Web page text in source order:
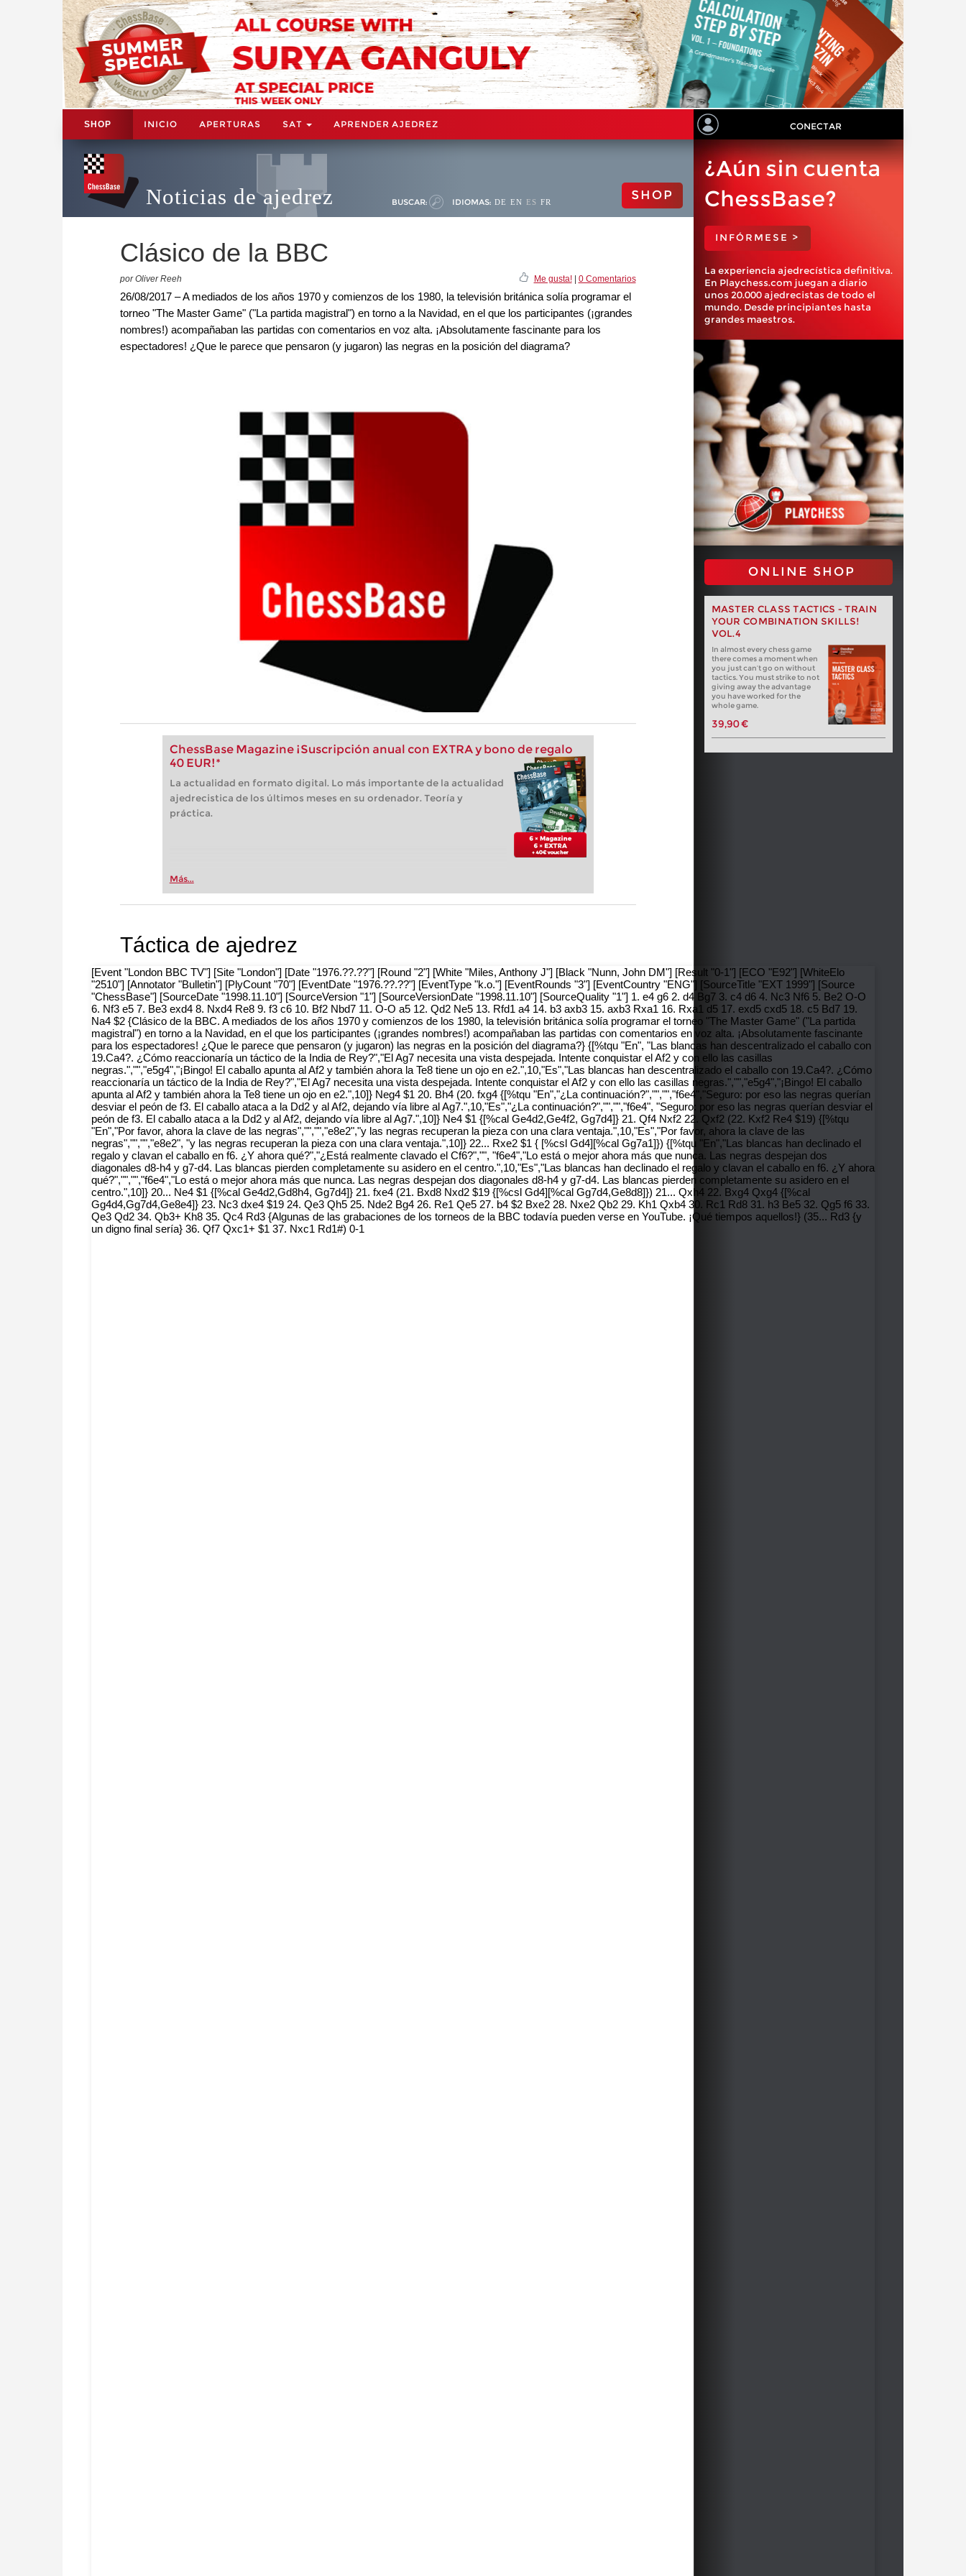
SHOP INICIO APERTURAS SAT APRENDER AJEDREZ CONECTAR
Noticias de ajedrez BUSCAR: IDIOMAS: DE EN ES FR SHOP
Clásico de la BBC
por Oliver Reeh Me gusta!| 0 Comentarios
26/08/2017 – A mediados de los años 1970 y comienzos de los 1980, la televisión británica solía programar el
torneo "The Master Game" ("La partida magistral") en torno a la Navidad, en el que los participantes (¡grandes
nombres!) acompañaban las partidas con comentarios en voz alta. ¡Absolutamente fascinante para los
espectadores! ¿Que le parece que pensaron (y jugaron) las negras en la posición del diagrama?
ChessBase Magazine ¡Suscripción anual con EXTRA y bono de regalo
40 EUR!*
La actualidad en formato digital. Lo más importante de la actualidad
ajedrecistica de los últimos meses en su ordenador. Teoría y
práctica.
Más...
¿Aún sin cuenta
ChessBase?
INFÓRMESE >
La experiencia ajedrecística definitiva.
En Playchess.com juegan a diario
unos 20.000 ajedrecistas de todo el
mundo. Desde principiantes hasta
grandes maestros.
ONLINE SHOP
MASTER CLASS TACTICS - TRAIN
YOUR COMBINATION SKILLS!
VOL.4
In almost every chess game
there comes a moment when
you just can’t go on without
tactics. You must strike to not
giving away the advantage
you have worked for the
whole game.
39,90 €
Táctica de ajedrez
[Event "London BBC TV"] [Site "London"] [Date "1976.??.??"] [Round "2"] [White "Miles, Anthony J"] [Black "Nunn, John DM"] [Result "0-1"] [ECO "E92"] [WhiteElo
"2510"] [Annotator "Bulletin"] [PlyCount "70"] [EventDate "1976.??.??"] [EventType "k.o."] [EventRounds "3"] [EventCountry "ENG"] [SourceTitle "EXT 1999"] [Source
"ChessBase"] [SourceDate "1998.11.10"] [SourceVersion "1"] [SourceVersionDate "1998.11.10"] [SourceQuality "1"] 1. e4 g6 2. d4 Bg7 3. c4 d6 4. Nc3 Nf6 5. Be2 O-O
6. Nf3 e5 7. Be3 exd4 8. Nxd4 Re8 9. f3 c6 10. Bf2 Nbd7 11. O-O a5 12. Qd2 Ne5 13. Rfd1 a4 14. b3 axb3 15. axb3 Rxa1 16. Rxa1 d5 17. exd5 cxd5 18. c5 Bd7 19.
Na4 $2 {Clásico de la BBC. A mediados de los años 1970 y comienzos de los 1980, la televisión británica solía programar el torneo "The Master Game" ("La partida
magistral") en torno a la Navidad, en el que los participantes (¡grandes nombres!) acompañaban las partidas con comentarios en voz alta. ¡Absolutamente fascinante
para los espectadores! ¿Que le parece que pensaron (y jugaron) las negras en la posición del diagrama?} {[%tqu "En", "Las blancas han descentralizado el caballo con
19.Ca4?. ¿Cómo reaccionaría un táctico de la India de Rey?","El Ag7 necesita una vista despejada. Intente conquistar el Af2 y con ello las casillas
negras.","","e5g4","¡Bingo! El caballo apunta al Af2 y también ahora la Te8 tiene un ojo en e2.",10,"Es","Las blancas han descentralizado el caballo con 19.Ca4?. ¿Cómo
reaccionaría un táctico de la India de Rey?","El Ag7 necesita una vista despejada. Intente conquistar el Af2 y con ello las casillas negras.","","e5g4","¡Bingo! El caballo
apunta al Af2 y también ahora la Te8 tiene un ojo en e2.",10]} Neg4 $1 20. Bh4 (20. fxg4 {[%tqu "En","¿La continuación?","","","f6e4","Seguro: por eso las negras querían
desviar el peón de f3. El caballo ataca a la Dd2 y al Af2, dejando vía libre al Ag7.",10,"Es","¿La continuación?","","","f6e4", "Seguro: por eso las negras querían desviar el
peón de f3. El caballo ataca a la Dd2 y al Af2, dejando vía libre al Ag7.",10]} Ne4 $1 {[%cal Ge4d2,Ge4f2, Gg7d4]} 21. Qf4 Nxf2 22. Qxf2 (22. Kxf2 Re4 $19) {[%tqu
"En","Por favor, ahora la clave de las negras","","","e8e2","y las negras recuperan la pieza con una clara ventaja.",10,"Es","Por favor, ahora la clave de las
negras","","","e8e2", "y las negras recuperan la pieza con una clara ventaja.",10]} 22... Rxe2 $1 { [%csl Gd4][%cal Gg7a1]}) {[%tqu "En","Las blancas han declinado el
regalo y clavan el caballo en f6. ¿Y ahora qué?","¿Está realmente clavado el Cf6?","", "f6e4","Lo está o mejor ahora más que nunca. Las negras despejan dos
diagonales d8-h4 y g7-d4. Las blancas pierden completamente su asidero en el centro.",10,"Es","Las blancas han declinado el regalo y clavan el caballo en f6. ¿Y ahora
qué?","","","f6e4","Lo está o mejor ahora más que nunca. Las negras despejan dos diagonales d8-h4 y g7-d4. Las blancas pierden completamente su asidero en el
centro.",10]} 20... Ne4 $1 {[%cal Ge4d2,Gd8h4, Gg7d4]} 21. fxe4 (21. Bxd8 Nxd2 $19 {[%csl Gd4][%cal Gg7d4,Ge8d8]}) 21... Qxh4 22. Bxg4 Qxg4 {[%cal
Gg4d4,Gg7d4,Ge8e4]} 23. Nc3 dxe4 $19 24. Qe3 Qh5 25. Nde2 Bg4 26. Re1 Qe5 27. b4 $2 Bxe2 28. Nxe2 Qb2 29. Kh1 Qxb4 30. Rc1 Rd8 31. h3 Be5 32. Qg5 f6 33.
Qe3 Qd2 34. Qb3+ Kh8 35. Qc4 Rd3 {Algunas de las grabaciones de los torneos de la BBC todavía pueden verse en YouTube. ¡Qué tiempos aquellos!} (35... Rd3 {y
un digno final sería} 36. Qf7 Qxc1+ $1 37. Nxc1 Rd1#) 0-1